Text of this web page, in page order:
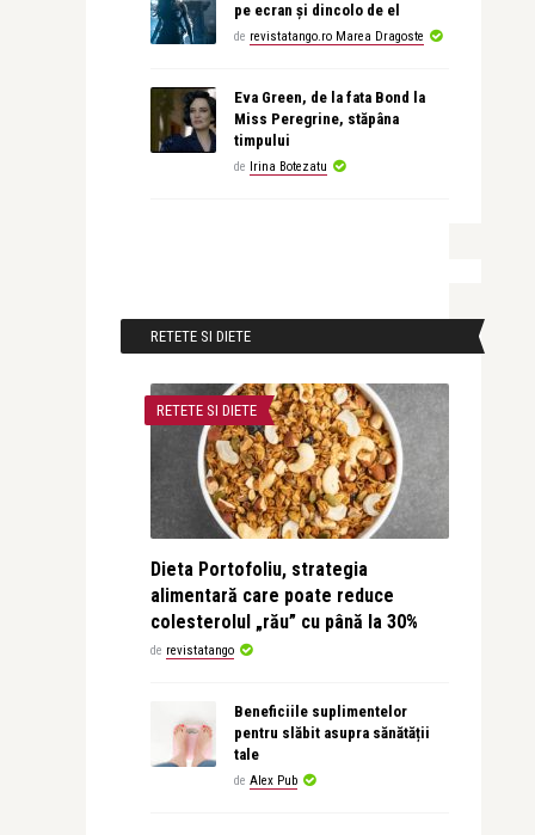
pe ecran și dincolo de el
de revistatango.ro Marea Dragoste
Eva Green, de la fata Bond la
Miss Peregrine, stăpâna
timpului
de Irina Botezatu
RETETE SI DIETE
RETETE SI DIETE
Dieta Portofoliu, strategia
alimentară care poate reduce
colesterolul „rău” cu până la 30%
de revistatango
Beneficiile suplimentelor
pentru slăbit asupra sănătății
tale
de Alex Pub